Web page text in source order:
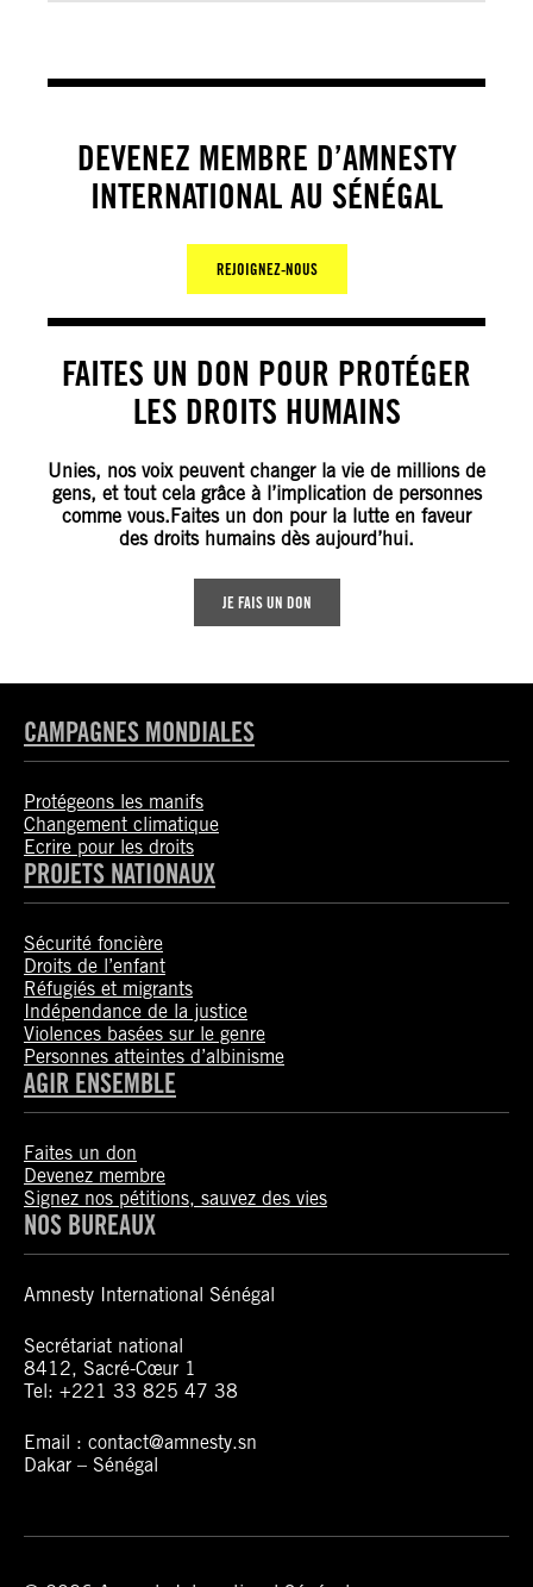
DEVENEZ MEMBRE D’AMNESTY
INTERNATIONAL AU SÉNÉGAL
REJOIGNEZ-NOUS
FAITES UN DON POUR PROTÉGER
LES DROITS HUMAINS
Unies, nos voix peuvent changer la vie de millions de
gens, et tout cela grâce à l’implication de personnes
comme vous.Faites un don pour la lutte en faveur
des droits humains dès aujourd’hui.
JE FAIS UN DON
CAMPAGNES MONDIALES
Protégeons les manifs
Changement climatique
Ecrire pour les droits
PROJETS NATIONAUX
Sécurité foncière
Droits de l’enfant
Réfugiés et migrants
Indépendance de la justice
Violences basées sur le genre
Personnes atteintes d’albinisme
AGIR ENSEMBLE
Faites un don
Devenez membre
Signez nos pétitions, sauvez des vies
NOS BUREAUX
Amnesty International Sénégal
Secrétariat national
8412, Sacré-Cœur 1
Tel: +221 33 825 47 38
Email : contact@amnesty.sn
Dakar – Sénégal